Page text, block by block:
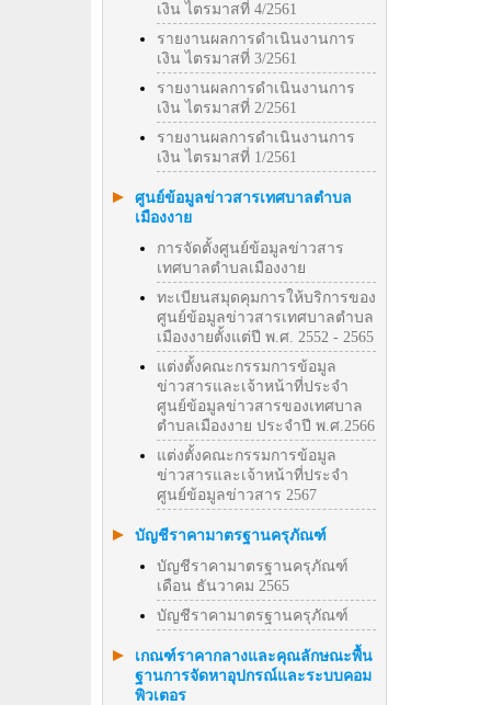
เงิน ไตรมาสที่ 4/2561
รายงานผลการดำเนินงานการ
เงิน ไตรมาสที่ 3/2561
รายงานผลการดำเนินงานการ
เงิน ไตรมาสที่ 2/2561
รายงานผลการดำเนินงานการ
เงิน ไตรมาสที่ 1/2561
ศูนย์ข้อมูลข่าวสารเทศบาลตำบล
เมืองงาย
การจัดตั้งศูนย์ข้อมูลข่าวสาร
เทศบาลตำบลเมืองงาย
ทะเบียนสมุดคุมการให้บริการของ
ศูนย์ข้อมูลข่าวสารเทศบาลตำบล
เมืองงายตั้งแต่ปี พ.ศ. 2552 - 2565
แต่งตั้งคณะกรรมการข้อมูล
ข่าวสารและเจ้าหน้าที่ประจำ
ศูนย์ข้อมูลข่าวสารของเทศบาล
ตำบลเมืองงาย ประจำปี พ.ศ.2566
แต่งตั้งคณะกรรมการข้อมูล
ข่าวสารและเจ้าหน้าที่ประจำ
ศูนย์ข้อมูลข่าวสาร 2567
บัญชีราคามาตรฐานครุภัณฑ์
บัญชีราคามาตรฐานครุภัณฑ์
เดือน ธันวาคม 2565
บัญชีราคามาตรฐานครุภัณฑ์
เกณฑ์ราคากลางและคุณลักษณะพื้น
ฐานการจัดหาอุปกรณ์และระบบคอม
พิวเตอร